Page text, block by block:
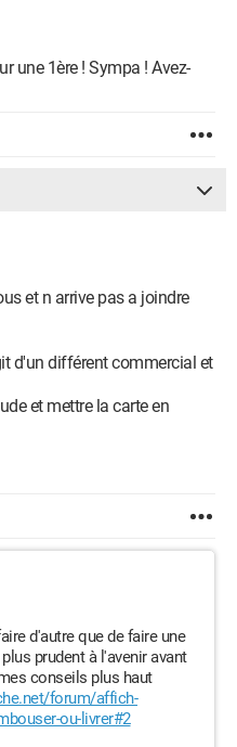
une 1ère ! Sympa ! Avez-
et n arrive pas a joindre
d'un différent commercial et
et mettre la carte en
d'autre que de faire une
prudent à l'avenir avant
conseils plus haut
forum/affich-
ou-livrer#2